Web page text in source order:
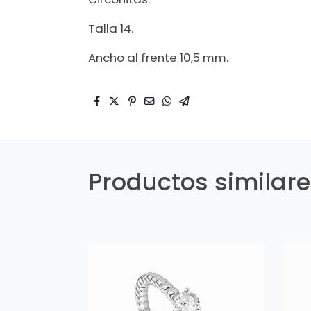
Talla 14.
Ancho al frente 10,5 mm.
Productos